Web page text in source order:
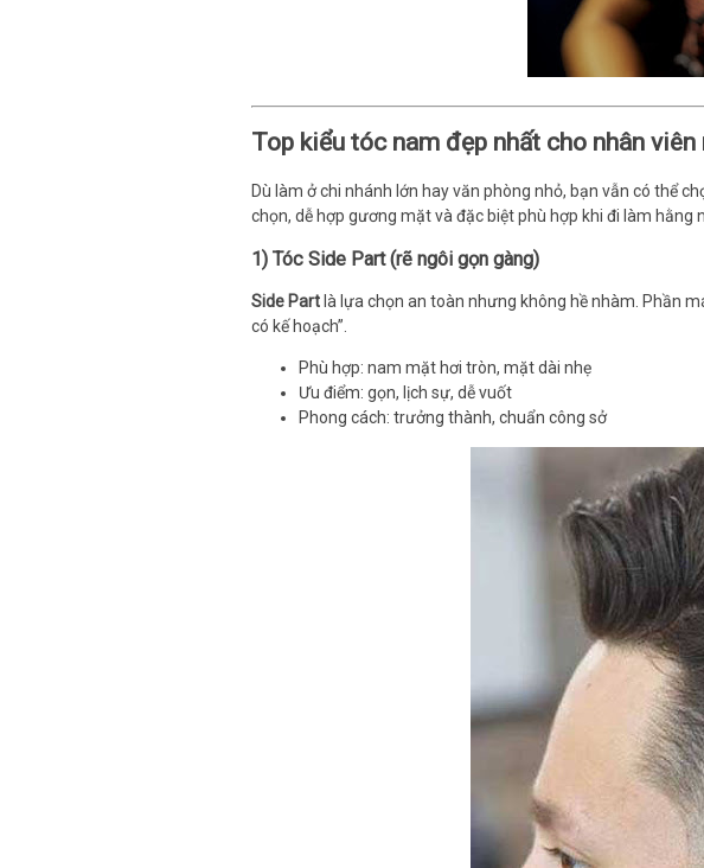
Top kiểu tóc nam đẹp nhất cho nhân viên
Dù làm ở chi nhánh lớn hay văn phòng nhỏ, bạn vẫn có thể
chọn, dễ hợp gương mặt và đặc biệt phù hợp khi đi làm hằng
1) Tóc Side Part (rẽ ngôi gọn gàng)
Side Part là lựa chọn an toàn nhưng không hề nhàm. Phần
có kế hoạch”.
Phù hợp: nam mặt hơi tròn, mặt dài nhẹ
Ưu điểm: gọn, lịch sự, dễ vuốt
Phong cách: trưởng thành, chuẩn công sở